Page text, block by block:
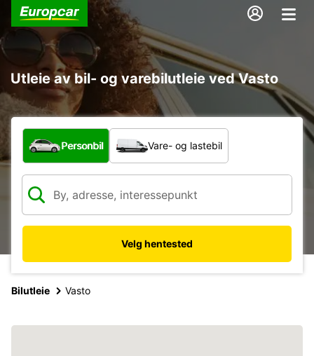
Utleie av bil- og varebilutleie ved Vasto
Hvilken type bil?
Personbil Vare- og lastebil
Velg hentested
Bilutleie Vasto